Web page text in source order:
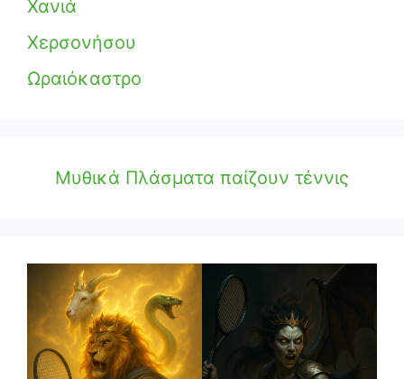
Χανιά
Χερσονήσου
Ωραιόκαστρο
Μυθικά Πλάσματα παίζουν τέννις